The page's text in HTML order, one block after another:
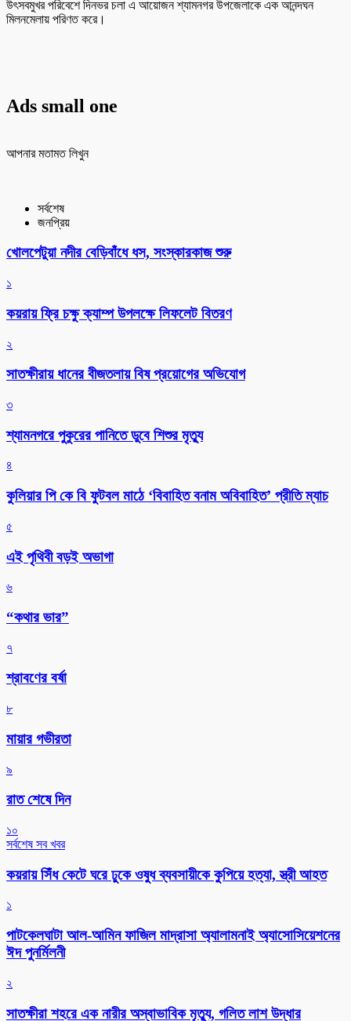
উৎসবমুখর পরিবেশে দিনভর চলা এ আয়োজন শ্যামনগর উপজেলাকে এক আনন্দঘন
মিলনমেলায় পরিণত করে।
Ads small one
আপনার মতামত লিখুন
সর্বশেষ
জনপ্রিয়
খোলপেটুয়া নদীর বেড়িবাঁধে ধস, সংস্কারকাজ শুরু
১
কয়রায় ফ্রি চক্ষু ক্যাম্প উপলক্ষে লিফলেট বিতরণ
২
সাতক্ষীরায় ধানের বীজতলায় বিষ প্রয়োগের অভিযোগ
৩
শ্যামনগরে পুকুরের পানিতে ডুবে শিশুর মৃত্যু
৪
কুলিয়ার পি কে বি ফুটবল মাঠে ‘বিবাহিত বনাম অবিবাহিত’ প্রীতি ম্যাচ
৫
এই পৃথিবী বড়ই অভাগা
৬
“কথার ভার”
৭
শ্রাবণের বর্ষা
৮
মায়ার গভীরতা
৯
রাত শেষে দিন
১০
সর্বশেষ সব খবর
কয়রায় সিঁধ কেটে ঘরে ঢুকে ওষুধ ব্যবসায়ীকে কুপিয়ে হত্যা, স্ত্রী আহত
১
পাটকেলঘাটা আল-আমিন ফাজিল মাদ্রাসা অ্যালামনাই অ্যাসোসিয়েশনের
ঈদ পুনর্মিলনী
২
সাতক্ষীরা শহরে এক নারীর অস্বাভাবিক মৃত্যু, গলিত লাশ উদ্ধার